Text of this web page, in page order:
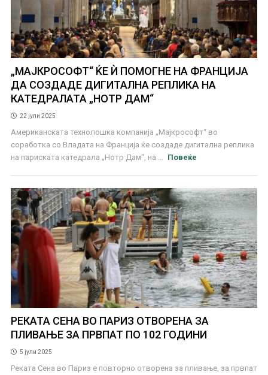
„МАЈКРОСОФТ“ ЌЕ Ѝ ПОМОГНЕ НА ФРАНЦИЈА
ДА СОЗДАДЕ ДИГИТАЛНА РЕПЛИКА НА
КАТЕДРАЛАТА „НОТР ДАМ“
22 јули 2025
Американската технолошка компанија „Мајкрософт“ во
соработка со Владата на Франција ќе создаде дигитална реплика
на париската катедрала „Нотр Дам“, на ...
Повеќе
РЕКАТА СЕНА ВО ПАРИЗ ОТВОРЕНА ЗА
ПЛИВАЊЕ ЗА ПРВПАТ ПО 102 ГОДИНИ
5 јули 2025
Реката Сена во Париз е повторно отворена за пливање, за првпат